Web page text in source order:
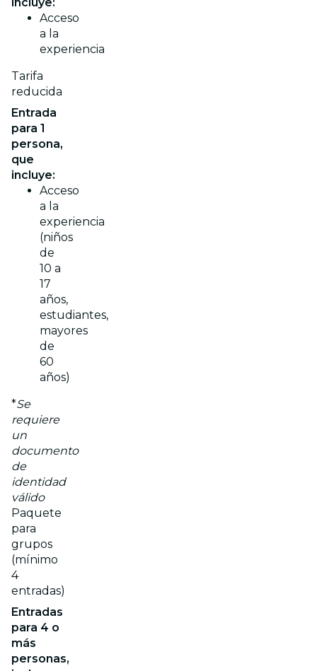
Acceso
a la
experiencia
Tarifa
reducida
Entrada
para 1
persona,
que
incluye:
Acceso
a la
experiencia
(niños
de
10 a
17
años,
estudiantes,
mayores
de
60
años)
*Se
requiere
un
documento
de
identidad
válido
Paquete
para
grupos
(mínimo
4
entradas)
Entradas
para 4 o
más
personas,